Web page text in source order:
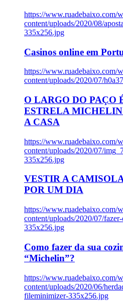
https://www.ruadebaixo.com/
content/uploads/2020/08/
335x256.jpg
Casinos online em
https://www.ruadebaixo.com/
content/uploads/2020/07/
O LARGO DO PAÇO
ESTRELA
A CASA
https://www.ruadebaixo.com/
content/uploads/2020/07/
335x256.jpg
VESTIR A
POR UM DIA
https://www.ruadebaixo.com/
content/uploads/2020/07/
335x256.jpg
Como fazer da sua
“Michelin”?
https://www.ruadebaixo.com/
content/uploads/2020/06/
fileminimizer-335x256.jpg